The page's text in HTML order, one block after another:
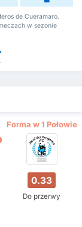
de Cueramaro.
w sezonie
Forma w 1 Połowie
0.33
Do przerwy